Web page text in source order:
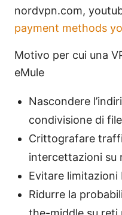
nordvpn.com,
payment methods
Motivo per cui una
eMule
Nascondere
condivisione di file
Crittografare
intercettazioni su
Evitare limitazioni
Ridurre la